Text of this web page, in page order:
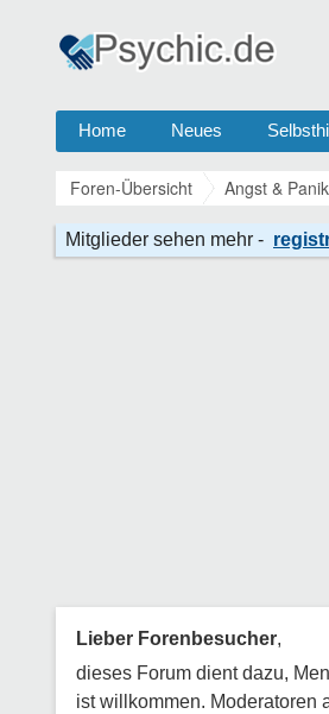
Home Neues
Foren-Übersicht Angst &
Lieber Forenbesucher,
dieses Forum dient dazu,
ist willkommen. Moderatoren